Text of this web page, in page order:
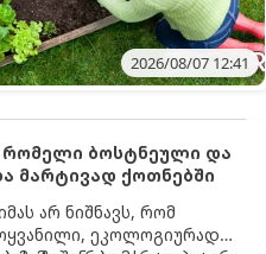
2026/08/07 12:41
რომელი ბოსტნეული და
მარტივად ქოთნებში
არ ნიშნავს, რომ
ეკოლოგიურად